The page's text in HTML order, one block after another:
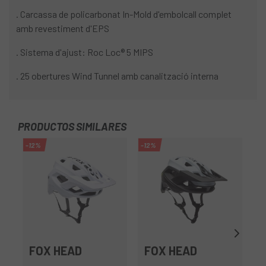
. Carcassa de policarbonat In-Mold d'embolcall complet
amb revestiment d'EPS
. Sistema d'ajust: Roc Loc® 5 MIPS
. 25 obertures Wind Tunnel amb canalització interna
PRODUCTOS SIMILARES
-12%
FOX HEAD
-12%
FOX HEAD